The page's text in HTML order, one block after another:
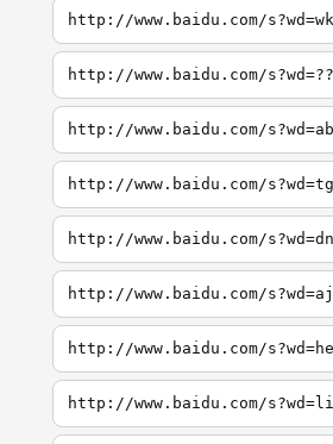
http://www.baidu.com/s?wd=wk
http://www.baidu.com/s?wd=??
http://www.baidu.com/s?wd=ab
http://www.baidu.com/s?wd=tg
http://www.baidu.com/s?wd=dn
http://www.baidu.com/s?wd=aj
http://www.baidu.com/
http://www.baidu.com/